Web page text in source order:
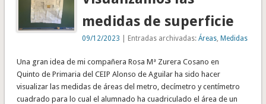
medidas de superficie
09/12/2023 | Entradas archivadas:Áreas ,Medidas
Una gran idea de mi compañera Rosa Mª Zurera Cosano en
Quinto de Primaria del CEIP Alonso de Aguilar ha sido hacer
visualizar las medidas de áreas del metro, decímetro y centímetro
cuadrado para lo cual el alumnado ha cuadriculado el área de un